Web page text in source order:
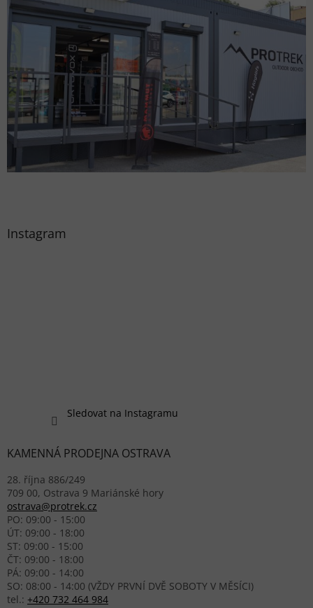
Instagram
Sledovat na Instagramu
KAMENNÁ PRODEJNA OSTRAVA
28. října 886/249
709 00, Ostrava 9 Mariánské hory
ostrava@protrek.cz
PO: 09:00 - 15:00
ÚT: 09:00 - 18:00
ST: 09:00 - 15:00
ČT: 09:00 - 18:00
PÁ: 09:00 - 14:00
SO: 08:00 - 14:00 (VŽDY PRVNÍ DVĚ SOBOTY V MĚSÍCI)
tel.: +420 732 464 984